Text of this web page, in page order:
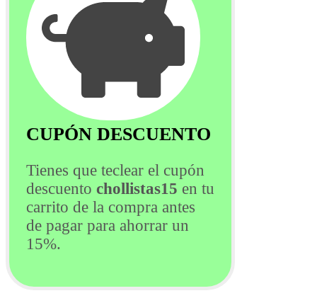
CUPÓN DESCUENTO
Tienes que teclear el cupón
descuento chollistas15 en tu
carrito de la compra antes
de pagar para ahorrar un
15%.